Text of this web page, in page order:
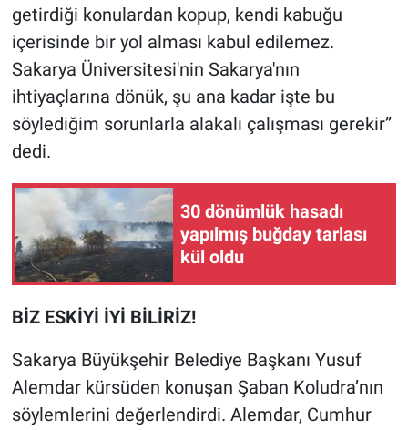
getirdiği konulardan kopup, kendi kabuğu
içerisinde bir yol alması kabul edilemez.
Sakarya Üniversitesi'nin Sakarya'nın
ihtiyaçlarına dönük, şu ana kadar işte bu
söylediğim sorunlarla alakalı çalışması gerekir”
dedi.
30 dönümlük hasadı
yapılmış buğday tarlası
kül oldu
BİZ ESKİYİ İYİ BİLİRİZ!
Sakarya Büyükşehir Belediye Başkanı Yusuf
Alemdar kürsüden konuşan Şaban Koludra’nın
söylemlerini değerlendirdi. Alemdar, Cumhur